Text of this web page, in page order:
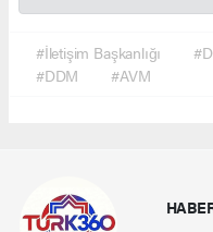
#İletişim Başkanlığı
#DDM
#AVM